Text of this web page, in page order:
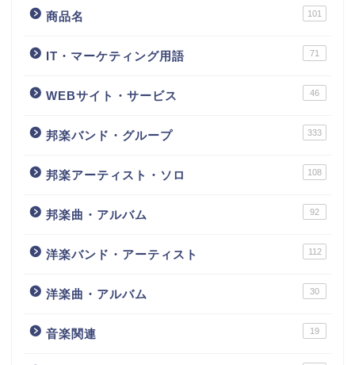
商品名 101
IT・マーケティング用語 71
WEBサイト・サービス 46
邦楽バンド・グループ 333
邦楽アーティスト・ソロ 108
邦楽曲・アルバム 92
洋楽バンド・アーティスト 112
洋楽曲・アルバム 30
音楽関連 19